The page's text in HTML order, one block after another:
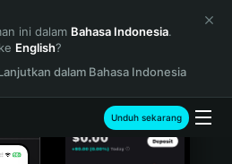
ini dalam Bahasa Indonesia.
English?
dalam Bahasa Indonesia
Unduh sekarang